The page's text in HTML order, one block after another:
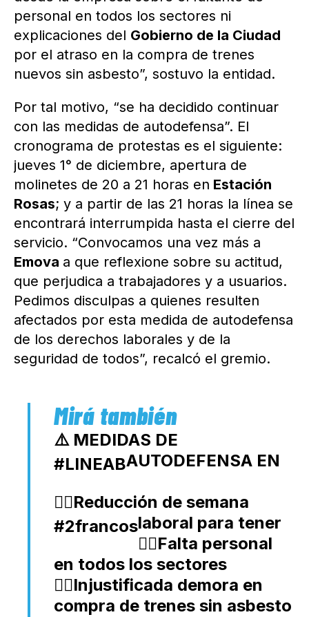
personal en todos los sectores ni
explicaciones del Gobierno de la Ciudad
por el atraso en la compra de trenes
nuevos sin asbesto”, sostuvo la entidad.
Por tal motivo, “se ha decidido continuar
con las medidas de autodefensa”. El
cronograma de protestas es el siguiente:
jueves 1° de diciembre, apertura de
molinetes de 20 a 21 horas en Estación
Rosas; y a partir de las 21 horas la línea se
encontrará interrumpida hasta el cierre del
servicio. “Convocamos una vez más a
Emova a que reflexione sobre su actitud,
que perjudica a trabajadores y a usuarios.
Pedimos disculpas a quienes resulten
afectados por esta medida de autodefensa
de los derechos laborales y de la
seguridad de todos”, recalcó el gremio.
⚠️ MEDIDAS DE
AUTODEFENSA EN
#LINEAB
👉🏻Reducción de semana
laboral para tener
#2francos
👉🏻Falta personal
en todos los sectores
👉🏻Injustificada demora en
compra de trenes sin asbesto